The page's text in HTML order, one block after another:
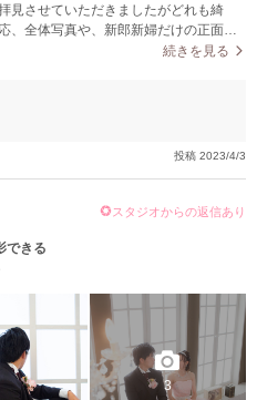
見させていただきましたがどれも綺
、全体写真や、新郎新婦だけの正面か
くれますが各シーン毎に「向き合って
続きを見る
投稿 2023/4/3
スタジオからの返信あり
できる
3